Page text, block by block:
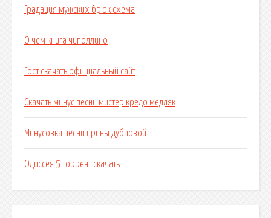
Градация мужских брюк схема
О чем книга чиполлино
Гост скачать официальный сайт
Скачать минус песни мистер кредо медляк
Минусовка песни ирины дубцовой
Одиссея 5 торрент скачать